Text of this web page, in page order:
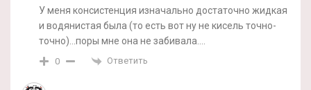
У меня консистенция изначально достаточно жидкая
и водянистая была (то есть вот ну не кисель точно-
точно)…поры мне она не забивала….
0 Ответить